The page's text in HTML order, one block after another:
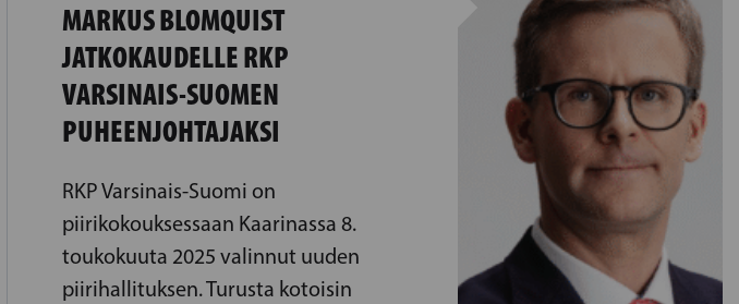
MARKUS BLOMQUIST
JATKOKAUDELLE RKP
VARSINAIS-SUOMEN
PUHEENJOHTAJAKSI
RKP Varsinais-Suomi on
piirikokouksessaan Kaarinassa 8.
toukokuuta 2025 valinnut uuden
piirihallituksen. Turusta kotoisin